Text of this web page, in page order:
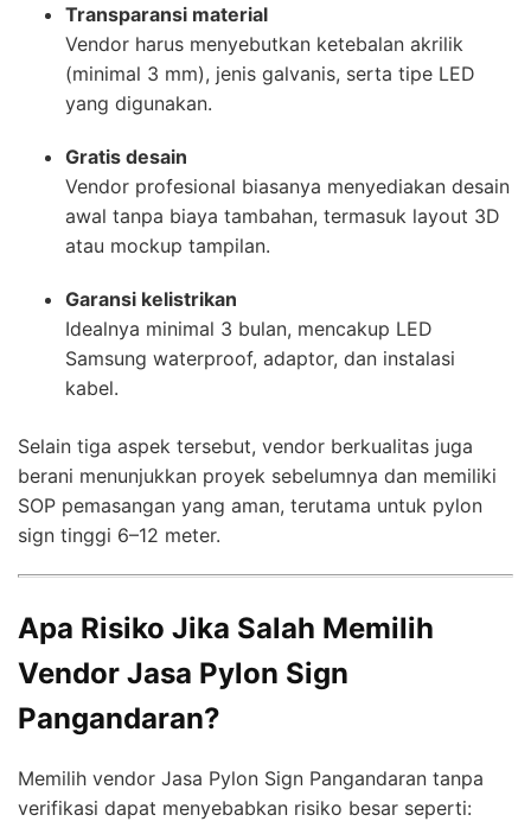
Transparansi material
Vendor harus menyebutkan ketebalan akrilik
(minimal 3 mm), jenis galvanis, serta tipe LED
yang digunakan.
Gratis desain
Vendor profesional biasanya menyediakan desain
awal tanpa biaya tambahan, termasuk layout 3D
atau mockup tampilan.
Garansi kelistrikan
Idealnya minimal 3 bulan, mencakup LED
Samsung waterproof, adaptor, dan instalasi
kabel.
Selain tiga aspek tersebut, vendor berkualitas juga
berani menunjukkan proyek sebelumnya dan memiliki
SOP pemasangan yang aman, terutama untuk pylon
sign tinggi 6–12 meter.
Apa Risiko Jika Salah Memilih
Vendor Jasa Pylon Sign
Pangandaran?
Memilih vendor Jasa Pylon Sign Pangandaran tanpa
verifikasi dapat menyebabkan risiko besar seperti: